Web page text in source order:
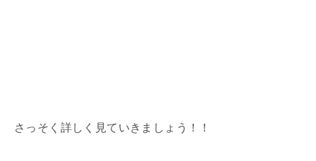
さっそく詳しく見ていきましょう！！